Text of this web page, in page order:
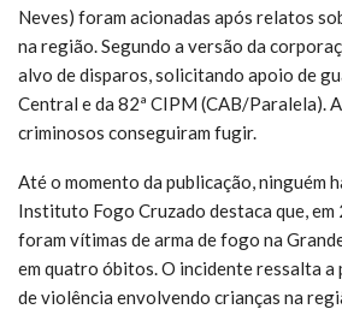
Neves) foram acionadas após relatos
na região. Segundo a versão da
alvo de disparos, solicitando apoio de
Central e da 82ª CIPM (CAB/Paralela).
criminosos conseguiram fugir.
Até o momento da publicação, ninguém
Instituto Fogo Cruzado destaca que, em
foram vítimas de arma de fogo na
em quatro óbitos. O incidente ressalta a
de violência envolvendo crianças na